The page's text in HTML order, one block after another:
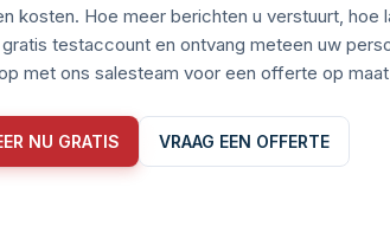
kosten. Hoe meer berichten u verstuurt, hoe
testaccount en ontvang meteen uw
met ons salesteam voor een offerte op
NU GRATIS VRAAG EEN OFFERTE